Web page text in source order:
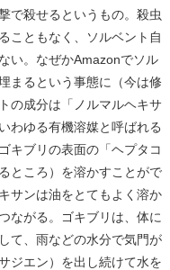
で殺せるというもの。殺虫
こともなく、ソルベント自
い。なぜかAmazonでソル
まるという事態に（今は修
の成分は「ノルマルヘキサ
わゆる有機溶媒と呼ばれる
キブリの表面の「ヘプタコ
ところ）を溶かすことがで
サンは油をとてもよく溶か
ながる。ゴキブリは、体に
て、雨などの水分で気門が
ジエン）を出し続けて水を